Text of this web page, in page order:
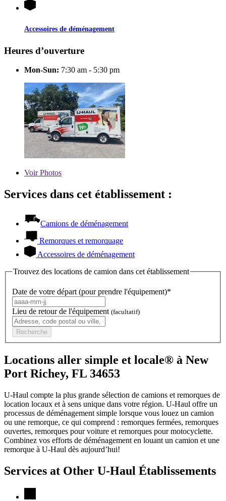
Accessoires de déménagement
Heures d’ouverture
Mon-Sun: 7:30 am - 5:30 pm
VoirPhotos
Services dans cet établissement :
Camions de déménagement
Remorques et remorquage
Accessoires de déménagement
Trouvez des locations de camion dans cet établissement
Date de votre départ (pour prendre l'équipement)*
Lieu de retour de l'équipement (facultatif)
Recherche
Locations aller simple et locale® à New
Port Richey, FL 34653
U-Haul compte la plus grande sélection de camions et remorques de
location locaux et à sens unique dans votre région. U-Haul offre un
processus de déménagement simple lorsque vous louez un camion
ou une remorque, ce qui comprend : remorques fermées, remorques
ouvertes, remorques pour voiture et remorques pour motocyclette.
Combinez vos efforts de déménagement en louant un camion et une
remorque à U-Haul dès aujourd’hui!
Services at Other U-Haul Établissements